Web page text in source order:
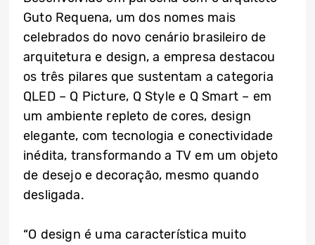
Guto Requena, um dos nomes mais
celebrados do novo cenário brasileiro de
arquitetura e design, a empresa destacou
os três pilares que sustentam a categoria
QLED – Q Picture, Q Style e Q Smart – em
um ambiente repleto de cores, design
elegante, com tecnologia e conectividade
inédita, transformando a TV em um objeto
de desejo e decoração, mesmo quando
desligada.
“O design é uma característica muito